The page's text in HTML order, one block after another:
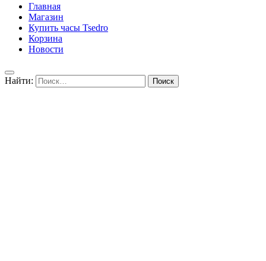
Главная
Магазин
Купить часы Tsedro
Корзина
Новости
Найти: